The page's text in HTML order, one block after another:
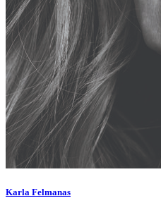
Karla Felmanas